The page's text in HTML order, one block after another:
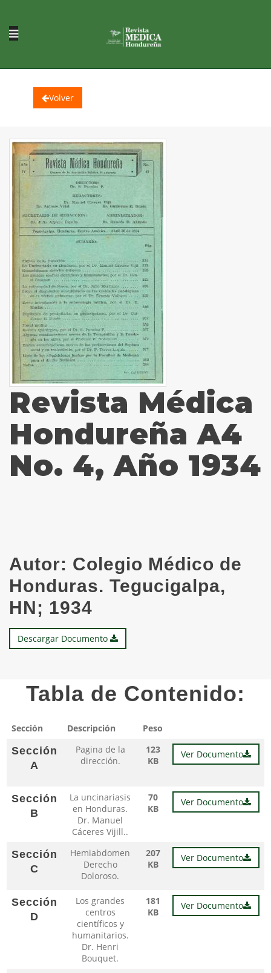
Volver
Revista Médica
Hondureña A4
No. 4, Año 1934
Autor: Colegio Médico de
Honduras. Tegucigalpa,
HN; 1934
Descargar Documento
Tabla de Contenido:
Sección Descripción Peso
Sección
A
Pagina de la
dirección.
123
KB
Ver Documento
Sección
B
La uncinariasis
en Honduras.
Dr. Manuel
Cáceres Vijill..
70
KB
Ver Documento
Sección
C
Hemiabdomen
Derecho
Doloroso.
207
KB
Ver Documento
Sección
D
Los grandes
centros
científicos y
humanitarios.
Dr. Henri
Bouquet.
181
KB
Ver Documento